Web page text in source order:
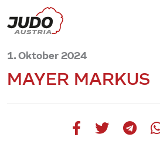
1. Oktober 2024
MAYER MARKUS